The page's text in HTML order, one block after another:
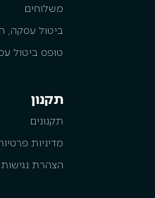
משלוחים
ביטול עסקה,
טופס ביטול
תקנון
תקנונים
מדיניות
הצהרת נגישות